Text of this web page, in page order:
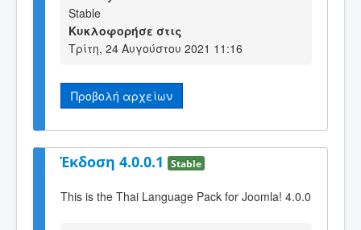
Stable
Κυκλοφορήσε στις
Τρίτη, 24 Αυγούστου 2021 11:16
Προβολή αρχείων
Έκδοση 4.0.0.1 Stable
This is the Thai Language Pack for Joomla! 4.0.0